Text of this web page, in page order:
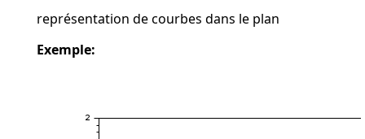
représentation de courbes dans le plan
Exemple: